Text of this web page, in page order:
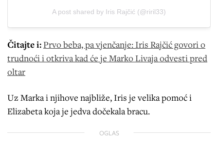
A post shared by Iris Rajčić (@riril33)
Čitajte i:Prvo beba, pa vjenčanje: Iris Rajčić govori o
trudnoći i otkriva kad će je Marko Livaja odvesti pred
oltar
Uz Marka i njihove najbliže, Iris je velika pomoć i
Elizabeta koja je jedva dočekala bracu.
OGLAS